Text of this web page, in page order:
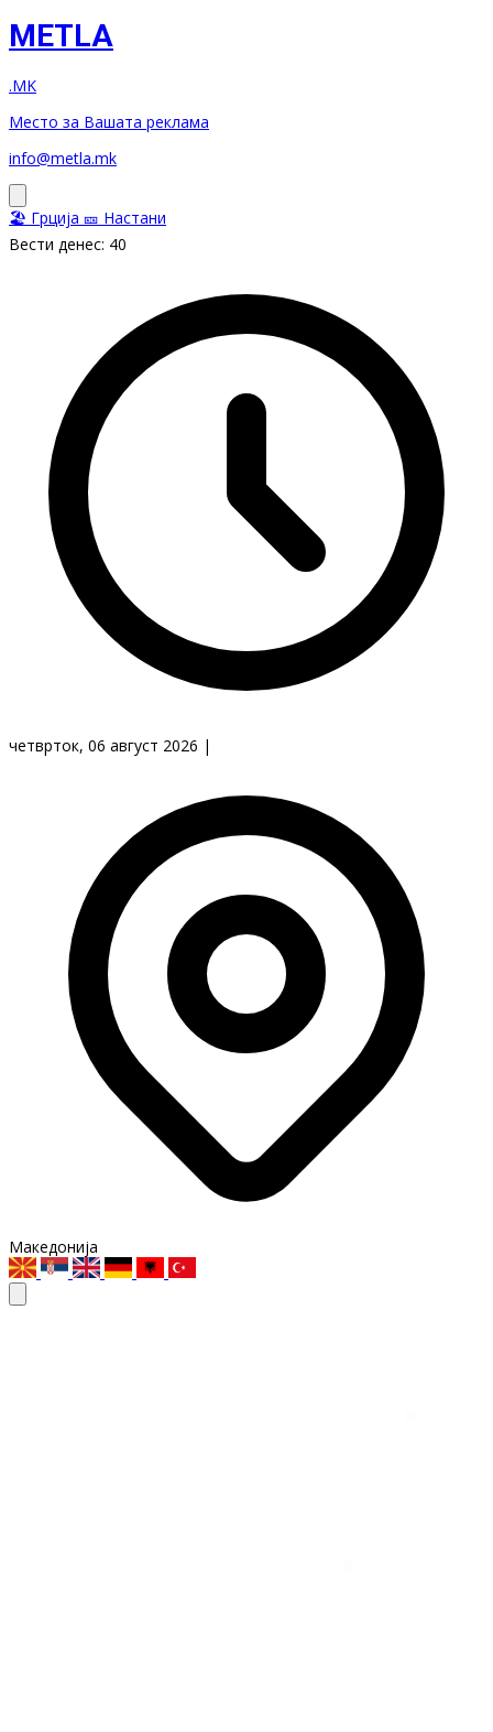
METLA
.MK
Место за Вашата реклама
info@metla.mk
🏖️ Грција 🎫 Настани
Вести денес: 40
четврток, 06 август 2026 |
Македонија